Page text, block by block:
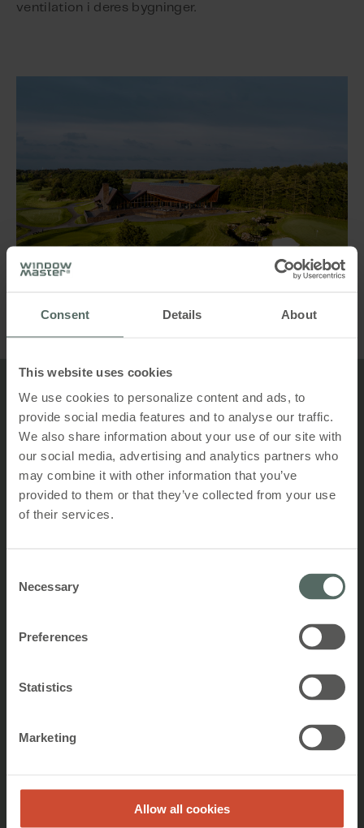
Consent Details About
This website uses cookies
We use cookies to personalize content and ads, to
provide social media features and to analyse our traffic.
We also share information about your use of our site with
our social media, advertising and analytics partners who
may combine it with other information that you’ve
provided to them or that they’ve collected from your use
of their services.
Selection
Necessary
Preferences
Statistics
Marketing
Allow all cookies
ventilation i deres bygninger.
Top 5
Fordele ved naturlig ventilation
Fuld rumudnyttelse
Vores systemer betaler sig ind på
Lav CO2 for bæredygtig bygning